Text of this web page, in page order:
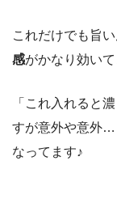
これだけでも旨
感がかなり効いて
「これ入れると
すが意外や意外…
なってます♪